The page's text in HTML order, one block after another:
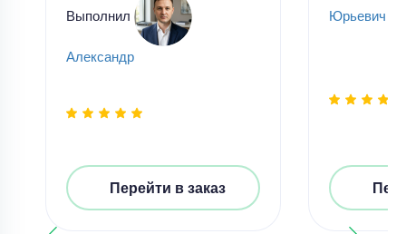
Выполнил
Александр
Перейти в заказ
Юрьевич